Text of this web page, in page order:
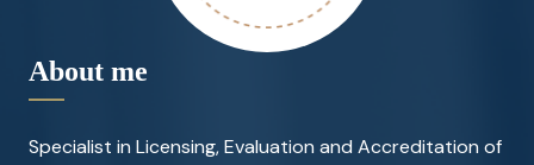
About me
Specialist in Licensing, Evaluation and Accreditation of